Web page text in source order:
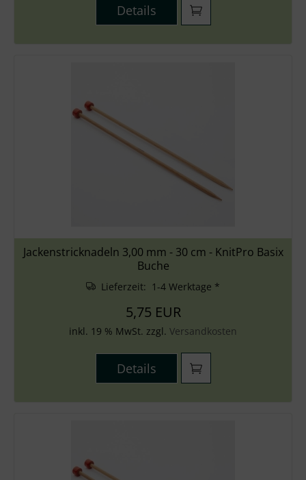
Details
Jackenstricknadeln 3,00 mm - 30 cm - KnitPro Basix
Buche
Lieferzeit: 1-4 Werktage *
5,75 EUR
inkl. 19 % MwSt. zzgl. Versandkosten
Details